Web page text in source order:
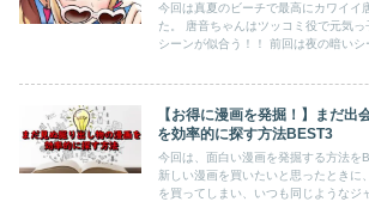
今回は真夏のビーチで最高にカワイイ
た。 唐音ちゃんはツッコミ役で元気
シーンが似合う！！ 前回は夜の暗い
【お得に漫画を発掘！】まだ出
を効率的に探す方法BEST3
今回は、面白い漫画を発掘する方法を
新しい漫画を買いたいと思ったときに
を買ってしまい、いつも同じようなジ